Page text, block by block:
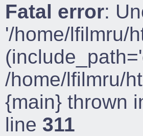
Fatal error:
'/home/lfilmru/
/home/lfilmru/
{main} thrown
line 311